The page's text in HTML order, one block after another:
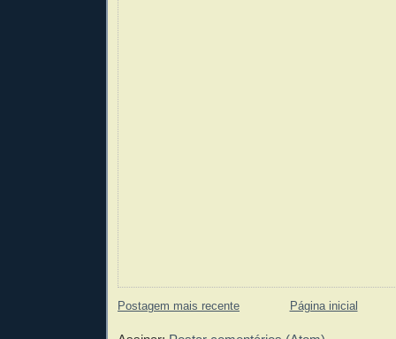
Postagem mais recente Página inicial